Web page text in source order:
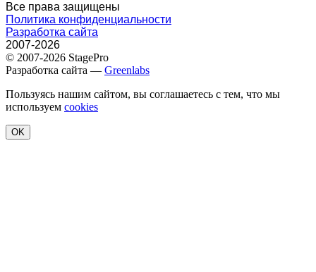
Все права защищены
Политика конфиденциальности
Разработка сайта
2007-2026
© 2007-2026 StagePro
Разработка сайта — Greenlabs
Пользуясь нашим сайтом, вы соглашаетесь с тем, что мы
используем cookies
OK